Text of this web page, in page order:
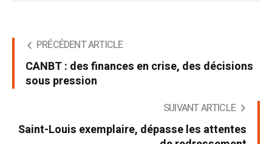
PRÉCÉDENT ARTICLE
CANBT : des finances en crise, des décisions
sous pression
SUIVANT ARTICLE
Saint-Louis exemplaire, dépasse les attentes